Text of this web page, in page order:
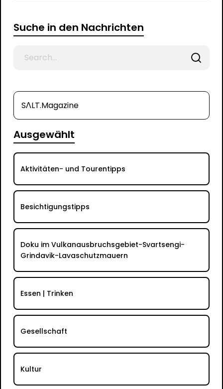
Suche in den Nachrichten
SΛLT.Magazine
Ausgewählt
Aktivitäten- und Tourentipps
Besichtigungstipps
Doku im Vulkanausbruchsgebiet-Svartsengi-
Grindavik-Lavaschutzmauern
Essen | Trinken
Gesellschaft
Kultur